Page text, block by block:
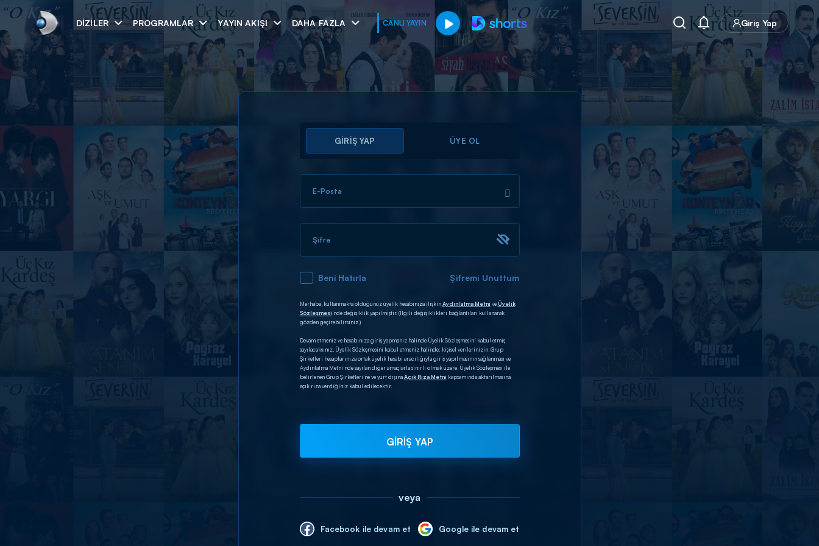
DIZILER PROGRAMLAR YAYIN AKIŞI DAHA FAZLA CANLI YAYIN Giriş Yap
Arama
ARAMA SONUÇLARI
GİRİŞ YAP ÜYE OL
E-Posta
Şifre
Beni Hatırla Şifremi Unuttum
Merhaba, kullanmakta olduğunuz üyelik hesabınıza ilişkinAydınlatma Metni veÜyelik
Sözleşmesi’nde değişiklik yapılmıştır. (İlgili değişiklikleri bağlantıları kullanarak
gözden geçirebilirsiniz.)
Devam etmeniz ve hesabınıza giriş yapmanız halinde Üyelik Sözleşmesini kabul etmiş
sayılacaksınız. Üyelik Sözleşmesini kabul etmeniz halinde; kişisel verilerinizin, Grup
Şirketleri hesaplarınıza ortak üyelik hesabı aracılığıyla giriş yapılmasının sağlanması ve
Aydınlatma Metni’nde sayılan diğer amaçlarla sınırlı olmak üzere, Üyelik Sözleşmesi ile
belirlenen Grup Şirketleri’ne ve yurt dışınaAçık Rıza Metni kapsamında aktarılmasına
açık rıza verdiğiniz kabul edilecektir.
GİRİŞ YAP
veya
Facebook ile devam et Google ile devam et